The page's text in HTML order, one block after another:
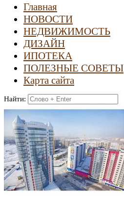
Главная
НОВОСТИ
НЕДВИЖИМОСТЬ
ДИЗАЙН
ИПОТЕКА
ПОЛЕЗНЫЕ СОВЕТЫ
Карта сайта
Найти: